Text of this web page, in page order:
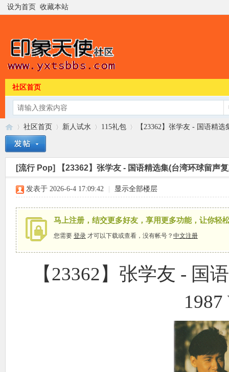
设为首页 收藏本站
社区首页
»
社区首页
›
新人试水
›
115礼包
›
【23362】张学友 - 国语精
[流行 Pop] 【23362】张学友 - 国语精选集(台湾环球留声
发表于 2026-6-4 17:09:42 显示全部楼层
马上注册，结交更多好友，享用更多功能，让你轻
您需要 登录 才可以下载或查看，没有帐号？ 中文注册
【23362】张学友 - 国